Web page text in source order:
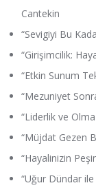
Cantekin
“Sevigiyi Bu
“Girişimcilik:
“Etkin Sunum
“Mezuniyet
“Liderlik ve
“Müjdat Gezen
“Hayalinizin
“Uğur Dündar ile